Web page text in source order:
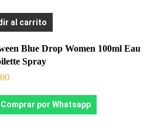
al carrito
Blue Drop Women 100ml Eau
Spray
Comprar por Whatsapp